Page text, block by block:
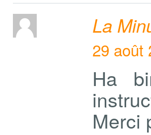
La
29 août
Ha
Merci